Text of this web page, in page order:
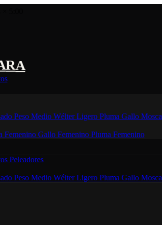
RA
Peso Medio WélterLigero Pluma Gallo Mosca
Femenino Gallo Femenino Pluma Femenino
Peleadores
Peso Medio WélterLigero Pluma Gallo Mosca